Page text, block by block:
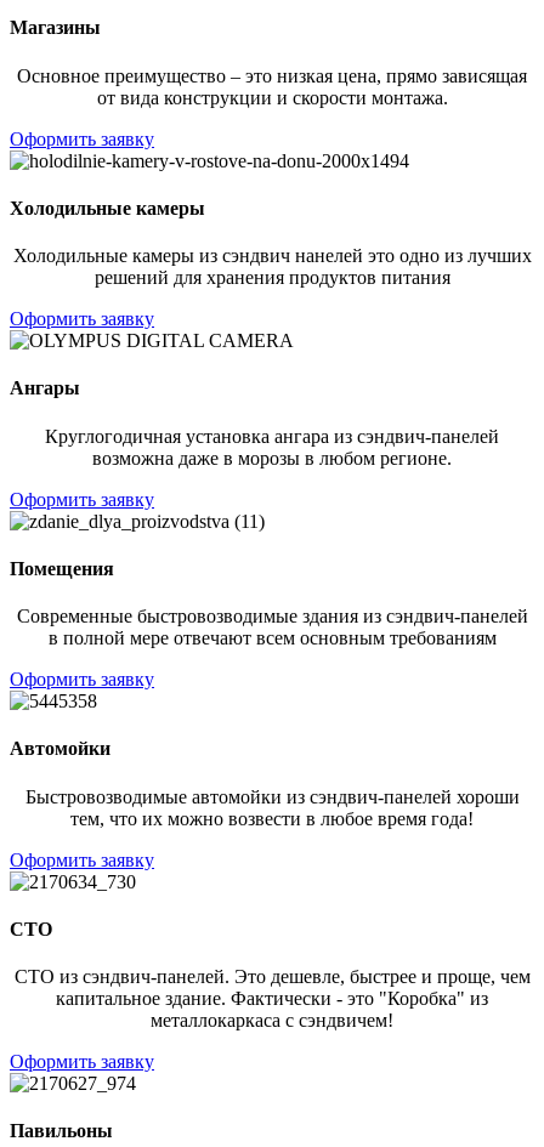
Магазины
Основное преимущество – это низкая цена, прямо зависящая
от вида конструкции и скорости монтажа.
Оформить заявку
Холодильные камеры
Холодильные камеры из сэндвич нанелей это одно из лучших
решений для хранения продуктов питания
Оформить заявку
Ангары
Круглогодичная установка ангара из сэндвич-панелей
возможна даже в морозы в любом регионе.
Оформить заявку
Помещения
Современные быстровозводимые здания из сэндвич-панелей
в полной мере отвечают всем основным требованиям
Оформить заявку
Автомойки
Быстровозводимые автомойки из сэндвич-панелей хороши
тем, что их можно возвести в любое время года!
Оформить заявку
СТО
СТО из сэндвич-панелей. Это дешевле, быстрее и проще, чем
капитальное здание. Фактически - это "Коробка" из
металлокаркаса с сэндвичем!
Оформить заявку
Павильоны